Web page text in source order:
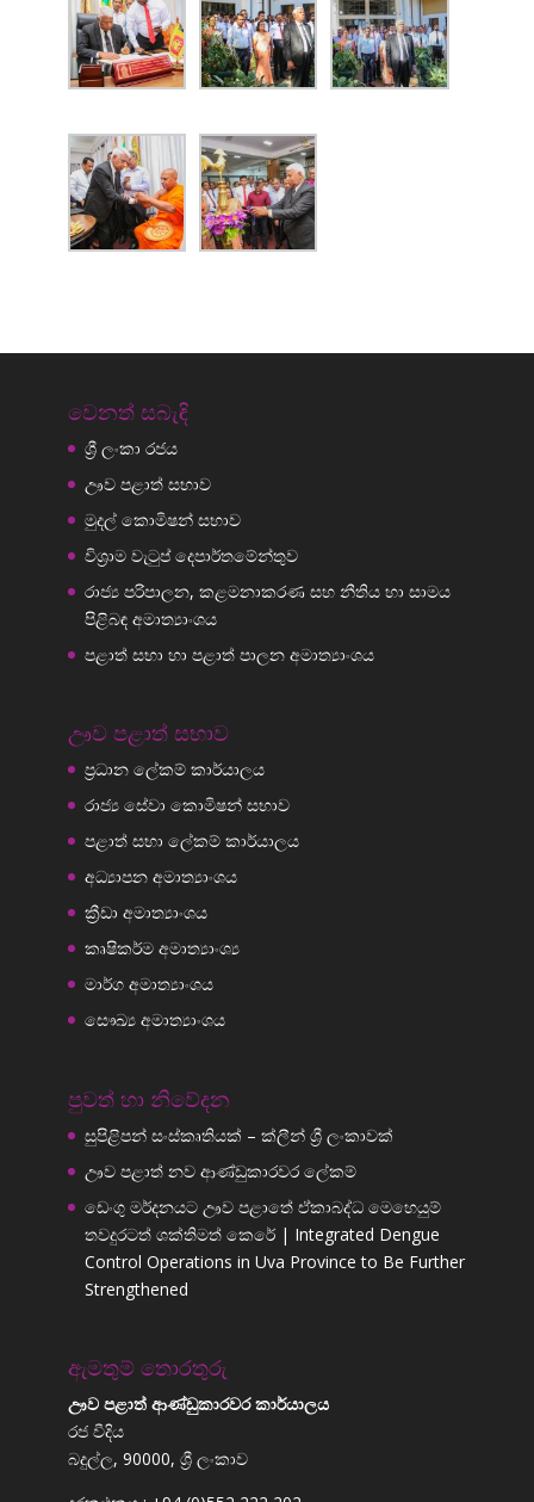
වෙනත් සබැඳි
ශ්‍රී ලංකා රජය
ඌව පළාත් සභාව
මුදල් කොමිෂන් සභාව
විශ්‍රාම වැටුප් දෙපාර්තමේන්තුව
රාජ්‍ය පරිපාලන, කළමනාකරණ සහ නීතිය හා සාමය
පිළිබඳ අමාත්‍යාංශය
පළාත් සභා හා පළාත් පාලන අමාත්‍යාංශය
ඌව පළාත් සභාව
ප්‍රධාන ලේකම් කාර්යාලය
රාජ්‍ය සේවා කොමිෂන් සභාව
පළාත් සභා ලේකම් කාර්යාලය
අධ්‍යාපන අමාත්‍යාංශය
ක්‍රීඩා අමාත්‍යාංශය
කෘෂිකර්ම අමාත්‍යාංශ්‍ය
මාර්ග අමාත්‍යාංශය
සෞඛ්‍ය අමාත්‍යාංශය
පුවත් හා නිවේදන
සුපිළිපන් සංස්කෘතියක් – ක්ලීන් ශ්‍රී ලංකාවක්
ඌව පළාත් නව ආණ්ඩුකාරවර ලේකම්
ඩෙංගු මර්දනයට ඌව පළාතේ ඒකාබද්ධ මෙහෙයුම්
තවදුරටත් ශක්තිමත් කෙරේ | Integrated Dengue
Control Operations in Uva Province to Be Further
Strengthened
ඇමතුම් තොරතුරු
ඌව පළාත් ආණ්ඩුකාරවර කාර්යාලය
රජ වීදිය
බදුල්ල, 90000, ශ්‍රී ලංකාව